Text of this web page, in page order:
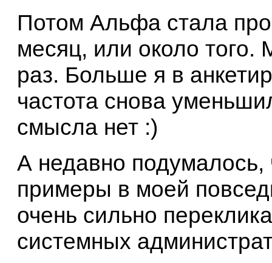
Потом Альфа стала
месяц, или около
раз. Больше я в
частота снова
смысла нет :)
А недавно подумалось,
примеры в моей
очень сильно
системных